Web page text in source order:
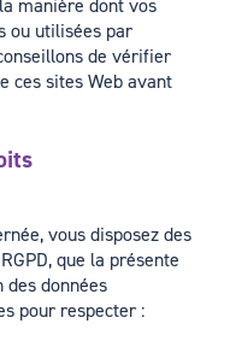
manière dont vos
ou utilisées par
de vérifier
ces sites Web avant
vous disposez des
que la présente
données
pour respecter :